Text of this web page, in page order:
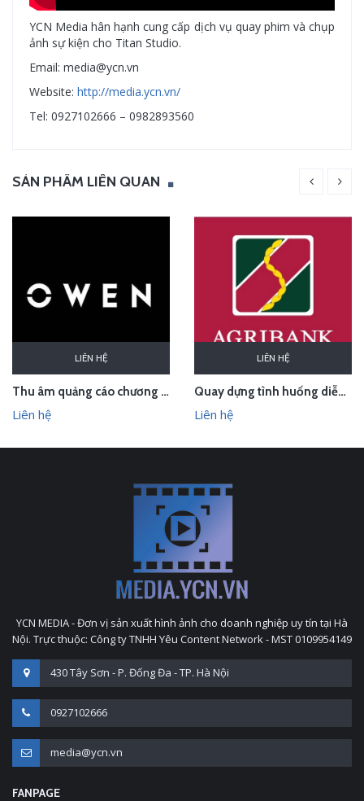
YCN Media hân hạnh cung cấp dịch vụ quay phim và chụp
ảnh sự kiện cho Titan Studio.
Email: media@ycn.vn
Website: http://media.ycn.vn/
Tel: 0927102666 – 0982893560
SẢN PHẨM LIÊN QUAN
LIÊN HỆ
Thu âm quảng cáo chương trình lễ hội cho Owen Bắc Giang
Liên hệ
LIÊN HỆ
Quay dựng tình huống diễn tập phòng chống cướp ngân hàng
Liên hệ
YCN MEDIA - Đơn vị sản xuất hình ảnh cho doanh nghiệp uy tín tại Hà
Nội. Trực thuộc: Công ty TNHH Yêu Content Network - MST 0109954149
430 Tây Sơn - P. Đống Đa - TP. Hà Nội
0927102666
media@ycn.vn
FANPAGE